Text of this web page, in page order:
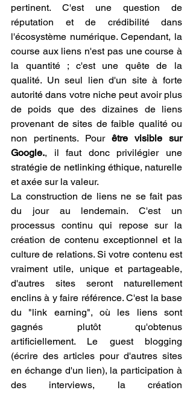
pertinent. C'est une question de
réputation et de crédibilité dans
l'écosystème numérique. Cependant, la
course aux liens n'est pas une course à
la quantité ; c'est une quête de la
qualité. Un seul lien d'un site à forte
autorité dans votre niche peut avoir plus
de poids que des dizaines de liens
provenant de sites de faible qualité ou
non pertinents. Pour être visible sur
Google., il faut donc privilégier une
stratégie de netlinking éthique, naturelle
et axée sur la valeur.
La construction de liens ne se fait pas
du jour au lendemain. C'est un
processus continu qui repose sur la
création de contenu exceptionnel et la
culture de relations. Si votre contenu est
vraiment utile, unique et partageable,
d'autres sites seront naturellement
enclins à y faire référence. C'est la base
du "link earning", où les liens sont
gagnés plutôt qu'obtenus
artificiellement. Le guest blogging
(écrire des articles pour d'autres sites
en échange d'un lien), la participation à
des interviews, la création